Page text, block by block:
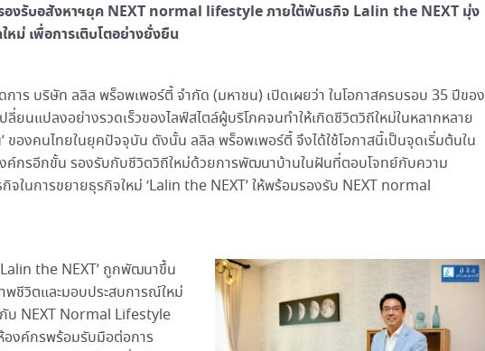
องรับอสังหาฯยุค NEXT normal lifestyle ภายใต้พันธกิจ Lalin the NEXT มุ่ง
ม่ เพื่อการเติบโตอย่างยั่งยืน
าร บริษัท ลลิล พร็อพเพอร์ตี้ จำกัด (มหาชน) เปิดเผยว่า ในโอกาสครบรอบ 35 ปีของ
ลี่ยนแปลงอย่างรวดเร็วของไลฟ์สไตล์ผู้บริโภคจนทำให้เกิดชีวิตวิถีใหม่ในหลากหลาย
ของคนไทยในยุคปัจจุบัน ดังนั้น ลลิล พร็อพเพอร์ตี้ จึงได้ใช้โอกาสนี้เป็นจุดเริ่มต้นใน
ค์กรอีกขั้น รองรับกับชีวิตวิถีใหม่ด้วยการพัฒนาบ้านในฝันที่ตอบโจทย์กับความ
ในการขยายธุรกิจใหม่ ‘Lalin the NEXT’ ให้พร้อมรองรับ NEXT normal
the NEXT’ ถูกพัฒนาขึ้น
ชีวิตและมอบประสบการณ์ใหม่
บ NEXT Normal Lifestyle
องค์กรพร้อมรับมือต่อการ